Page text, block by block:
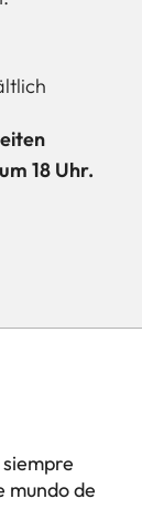
18 Uhr.
mundo de